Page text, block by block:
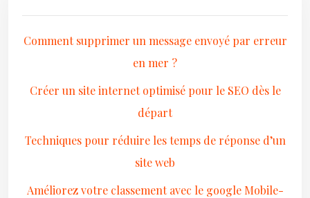
Comment supprimer un message envoyé par erreur
en mer ?
Créer un site internet optimisé pour le SEO dès le
départ
Techniques pour réduire les temps de réponse d’un
site web
Améliorez votre classement avec le google Mobile-